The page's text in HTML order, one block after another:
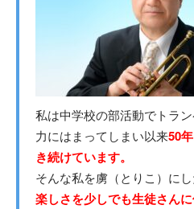
私は中学校の部活動でトラ
力にはまってしまい以来50
き続けています。
そんな私を虜（とりこ）にし
楽しさを少しでも生徒さん